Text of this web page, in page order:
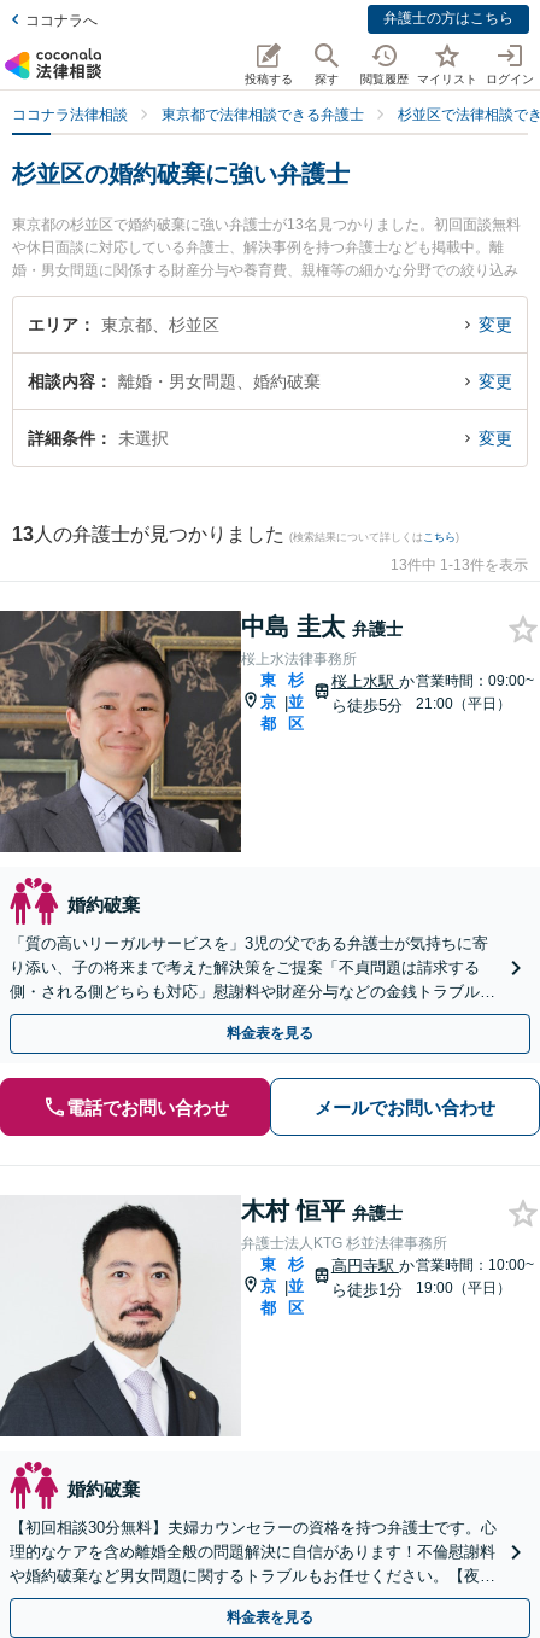
ココナラへ 弁護士の方はこちら
投稿する 探す 閲覧履歴 マイリスト ログイン
ココナラ法律相談 東京都で法律相談できる弁護士 杉並区で法律相談で
杉並区の婚約破棄に強い弁護士
東京都の杉並区で婚約破棄に強い弁護士が13名見つかりました。初回面談無料
や休日面談に対応している弁護士、解決事例を持つ弁護士なども掲載中。離
婚・男女問題に関係する財産分与や養育費、親権等の細かな分野での絞り込み
検索もでき便利です。特に桜上水法律事務所の中島 圭太弁護士や弁護士法人KT
G 杉並法律事務所の木村 恒平弁護士、弁護士法人KTG 杉並法律事務所の小島
したい』『婚約破棄のトラブル解決の実績豊富な近くの弁護士を検索したい』
『初回相談無料で婚約破棄を法律相談できる杉並区内の弁護士に相談予約した
い』などでお困りの相談者さんにおすすめです。
エリア 東京都、杉並区 変更
相談内容 離婚・男女問題、婚約破棄 変更
詳細条件 未選択 変更
13 人の弁護士が見つかりました (検索結果について詳しくは こちら)
13件中 1-13件を表示
中島 圭太 弁護士
桜上水法律事務所
東
京
都
|
杉
並
区
桜上水駅 か
ら徒歩5分
営業時間：09:00~
21:00（平日）
婚約破棄
「質の高いリーガルサービスを」3児の父である弁護士が気持ちに寄
り添い、子の将来まで考えた解決策をご提案「不貞問題は請求する
側・される側どちらも対応」慰謝料や財産分与などの金銭トラブルも
お任せ【オンライン面談可】【休日相談可】【桜上水駅5分】
料金表を見る
電話でお問い合わせ メールでお問い合わせ
木村 恒平 弁護士
弁護士法人KTG 杉並法律事務所
東
京
都
|
杉
並
区
高円寺駅 か
ら徒歩1分
営業時間：10:00~
19:00（平日）
婚約破棄
【初回相談30分無料】夫婦カウンセラーの資格を持つ弁護士です。心
理的なケアを含め離婚全般の問題解決に自信があります！不倫慰謝料
や婚約破棄など男女問題に関するトラブルもお任せください。【夜
間・土日相談可】【お子様連れOK】
料金表を見る